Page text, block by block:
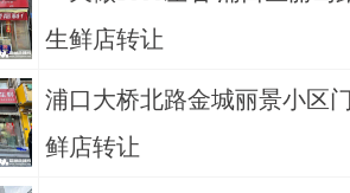
生鲜店转让
浦口大桥北路金城丽景小区
鲜店转让